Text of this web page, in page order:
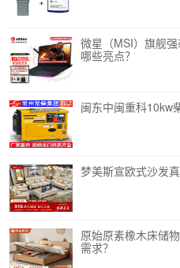
微星（MSI）旗舰
哪些亮点？
闽东中闽重科10kw
梦美斯宣欧式沙发
原始原素橡木床储
需求？